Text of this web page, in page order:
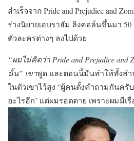
สำเร็จจาก Pride and Prejudice and
ร่างนิยายเอบราฮัม ลิงคอล์นขึ้นมา
ตัวละครต่างๆ ลงไปด้วย
“ผมไม่คิดว่า Pride and Prejudice and
นั้น” เขาพูด และตอนนี้มันทำให้ทั้งส
ในตัวเขาไว้สูง “ผู้คนตั้งคำถามกันครั
อะไรอีก’ แต่ผมรอดตาย เพราะผมมีเ